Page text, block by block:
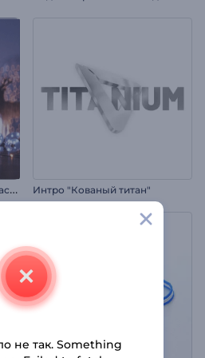
П
раздничная новогодняя заставка Интро "Кованый титан"
не так. Something